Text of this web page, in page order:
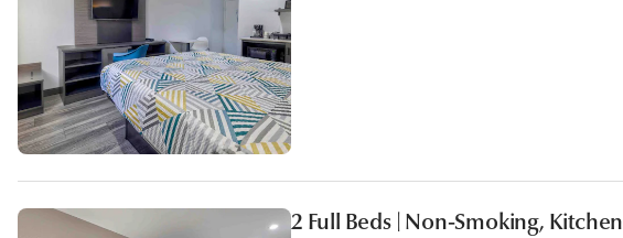
2 Full Beds | Non-Smoking, Kitchen